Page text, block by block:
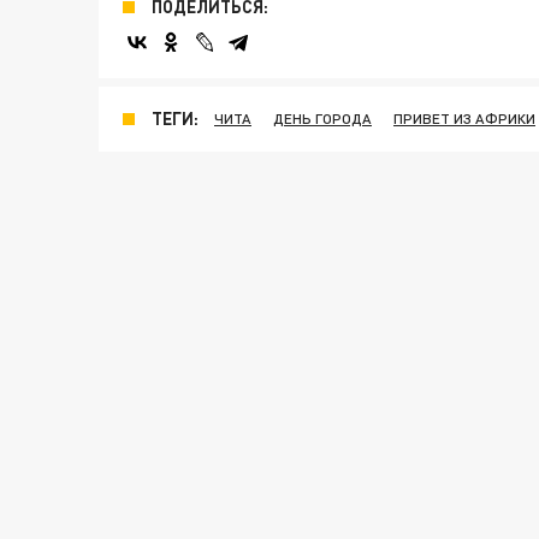
ПОДЕЛИТЬСЯ:
ТЕГИ: ЧИТА ДЕНЬ ГОРОДА ПРИВЕТ ИЗ АФРИКИ